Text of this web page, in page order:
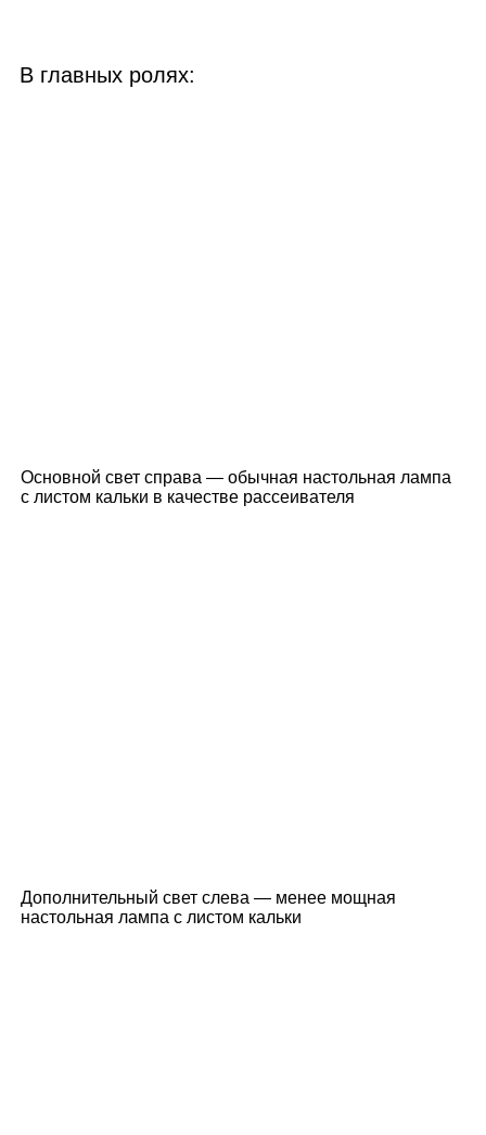
В главных ролях:
Основной свет справа — обычная настольная лампа
с листом кальки в качестве рассеивателя
Дополнительный свет слева — менее мощная
настольная лампа с листом кальки